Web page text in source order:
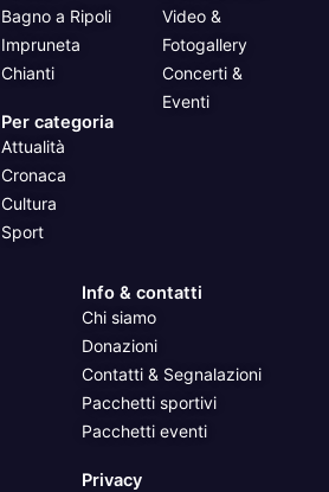
Bagno a Ripoli
Impruneta
Chianti
Per categoria
Attualità
Cronaca
Cultura
Sport
Video &
Fotogallery
Concerti &
Eventi
Info & contatti
Chi siamo
Donazioni
Contatti & Segnalazioni
Pacchetti sportivi
Pacchetti eventi
Privacy